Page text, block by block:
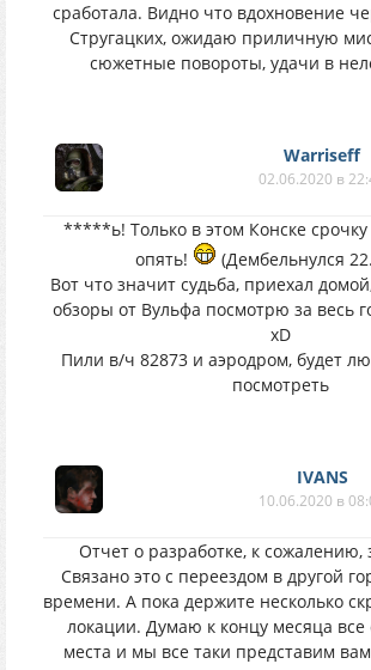
сработала. Видно что вдохновение
Стругацких, ожидаю приличную
сюжетные повороты, удачи в
Warriseff
02.06.2020 в
*****ь! Только в этом Конске срочку
опять!
(Дембельнулся
Вот что значит судьба, приехал
обзоры от Вульфа посмотрю за весь
xD
Пили в/ч 82873 и аэродром, будет
посмотреть
IVANS
10.06.2020 в
Отчет о разработке, к сожалению,
Связано это с переездом в другой
времени. А пока держите несколько
локации. Думаю к концу месяца все
места и мы все таки представим